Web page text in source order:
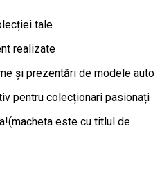
tale
realizate
și prezentări de modele auto
pentru colecționari pasionați
este cu titlul de